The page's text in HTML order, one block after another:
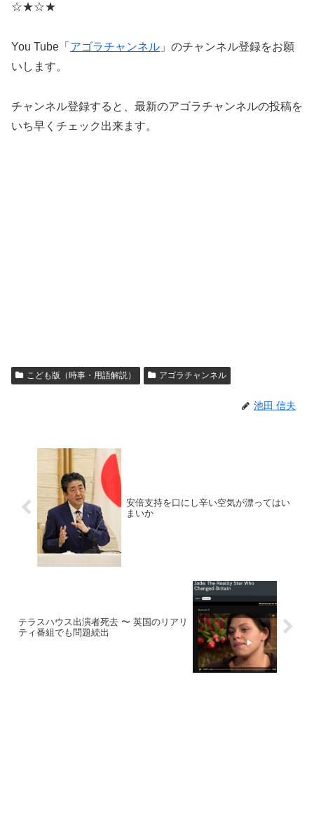
☆★☆★
You Tube「 アゴラチャンネル 」のチャンネル登録をお願
いします。
チャンネル登録すると、最新のアゴラチャンネルの投稿を
いち早くチェック出来ます。
こども版（時事・用語解説） アゴラチャンネル
池田 信夫
安倍支持を口にし辛い空気が漂ってはい
まいか
テラスハウス出演者死去 〜 英国のリアリ
ティ番組でも問題続出